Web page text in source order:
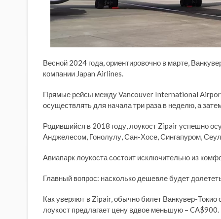
Весной 2024 года, ориентировочно в марте,
компании Japan Airlines.
Прямые рейсы между Vancouver International
осуществлять для начала три раза в неделю, а
Родившийся в 2018 году, лоукост Zipair успешно
Анджелесом, Гонолулу, Сан-Хосе, Сингапуром,
Авиапарк лоукоста состоит исключительно из
Главный вопрос: насколько дешевле будет
Как уверяют в Zipair, обычно билет Ванкувер-
лоукост предлагает цену вдвое меньшую –